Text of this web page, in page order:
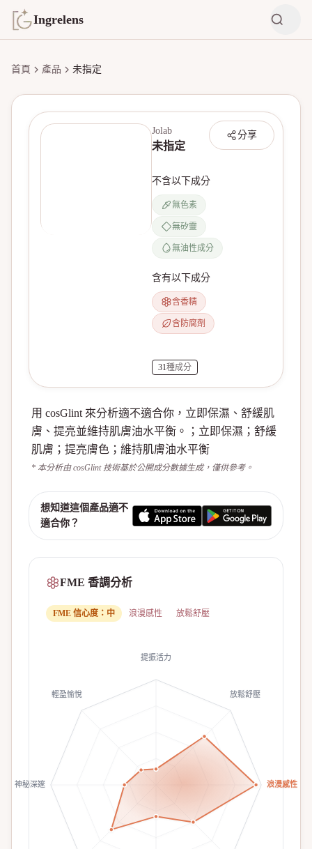
Ingrelens
首頁 產品 未指定
分享
Jolab
未指定
不含以下成分
無色素
無矽靈
無油性成分
含有以下成分
含香精
含防腐劑
31種成分
用 cosGlint 來分析適不適合你，立即保濕、舒緩肌
膚、提亮並維持肌膚油水平衡。；立即保濕；舒緩
肌膚；提亮膚色；維持肌膚油水平衡
* 本分析由 cosGlint 技術基於公開成分數據生成，僅供參考。
想知道這個產品適不
適合你？
FME 香調分析
FME 信心度： 中 浪漫感性 放鬆舒壓
提振活力
放鬆舒壓
浪漫感性
神秘深邃
輕盈愉悅